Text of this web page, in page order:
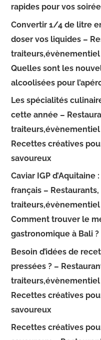
rapides pour vos
Convertir 1/4 de litre
doser vos liquides –
Quelles sont les
alcoolisées pour
Les spécialités
cette année –
Recettes créatives
savoureux
Caviar IGP
français –
Comment trouver le
gastronomique à Bali ?
Besoin d’idées de
pressées ? –
Recettes créatives
savoureux
Recettes créatives